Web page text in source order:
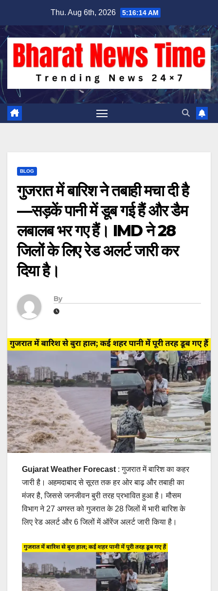
content
Thu. Aug 6th, 2026 5:16:15 AM
BLOG
गुजरात में बारिश ने तबाही मचा दी है
—सड़कें पानी में डूब गई हैं और डैम
लबालब भर गए हैं। IMD ने 28
जिलों के लिए रेड अलर्ट जारी कर
दिया है।
By
Gujarat Weather Forecast : गुजरात में बारिश का कहर
जारी है। अहमदाबाद से सूरत तक हर ओर बाढ़ और तबाही का
मंजर है, जिससे जनजीवन बुरी तरह प्रभावित हुआ है। मौसम
विभाग ने 27 अगस्त को गुजरात के 28 जिलों में भारी बारिश के
लिए रेड अलर्ट और 6 जिलों में ऑरेंज अलर्ट जारी किया है।